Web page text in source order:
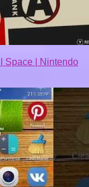
приложения.